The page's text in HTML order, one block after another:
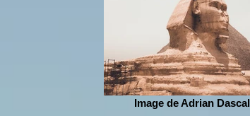
Image de Adrian Dascal